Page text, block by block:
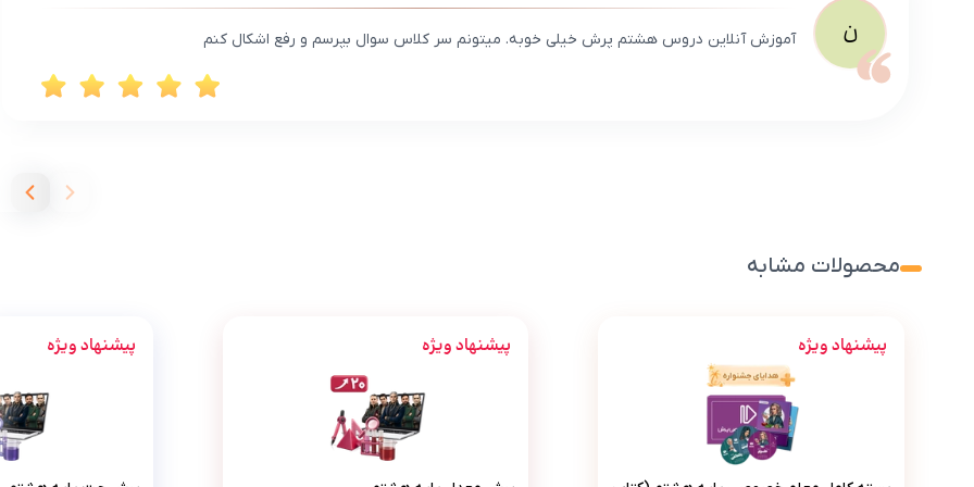
ن آموزش آنلاین دروس هشتم پرش خیلی خوبه. میتونم سر کلاس سوال بپرسم و رفع اشکال کنم
محصولات مشابه
پیشنهاد ویژه
بسته کامل معلم خصوصی پایه هشتم (کتاب , VOD با DVD)
پیشنهاد ویژه
پرش معدل پایه هشتم
پیشنهاد ویژه
پرش جت